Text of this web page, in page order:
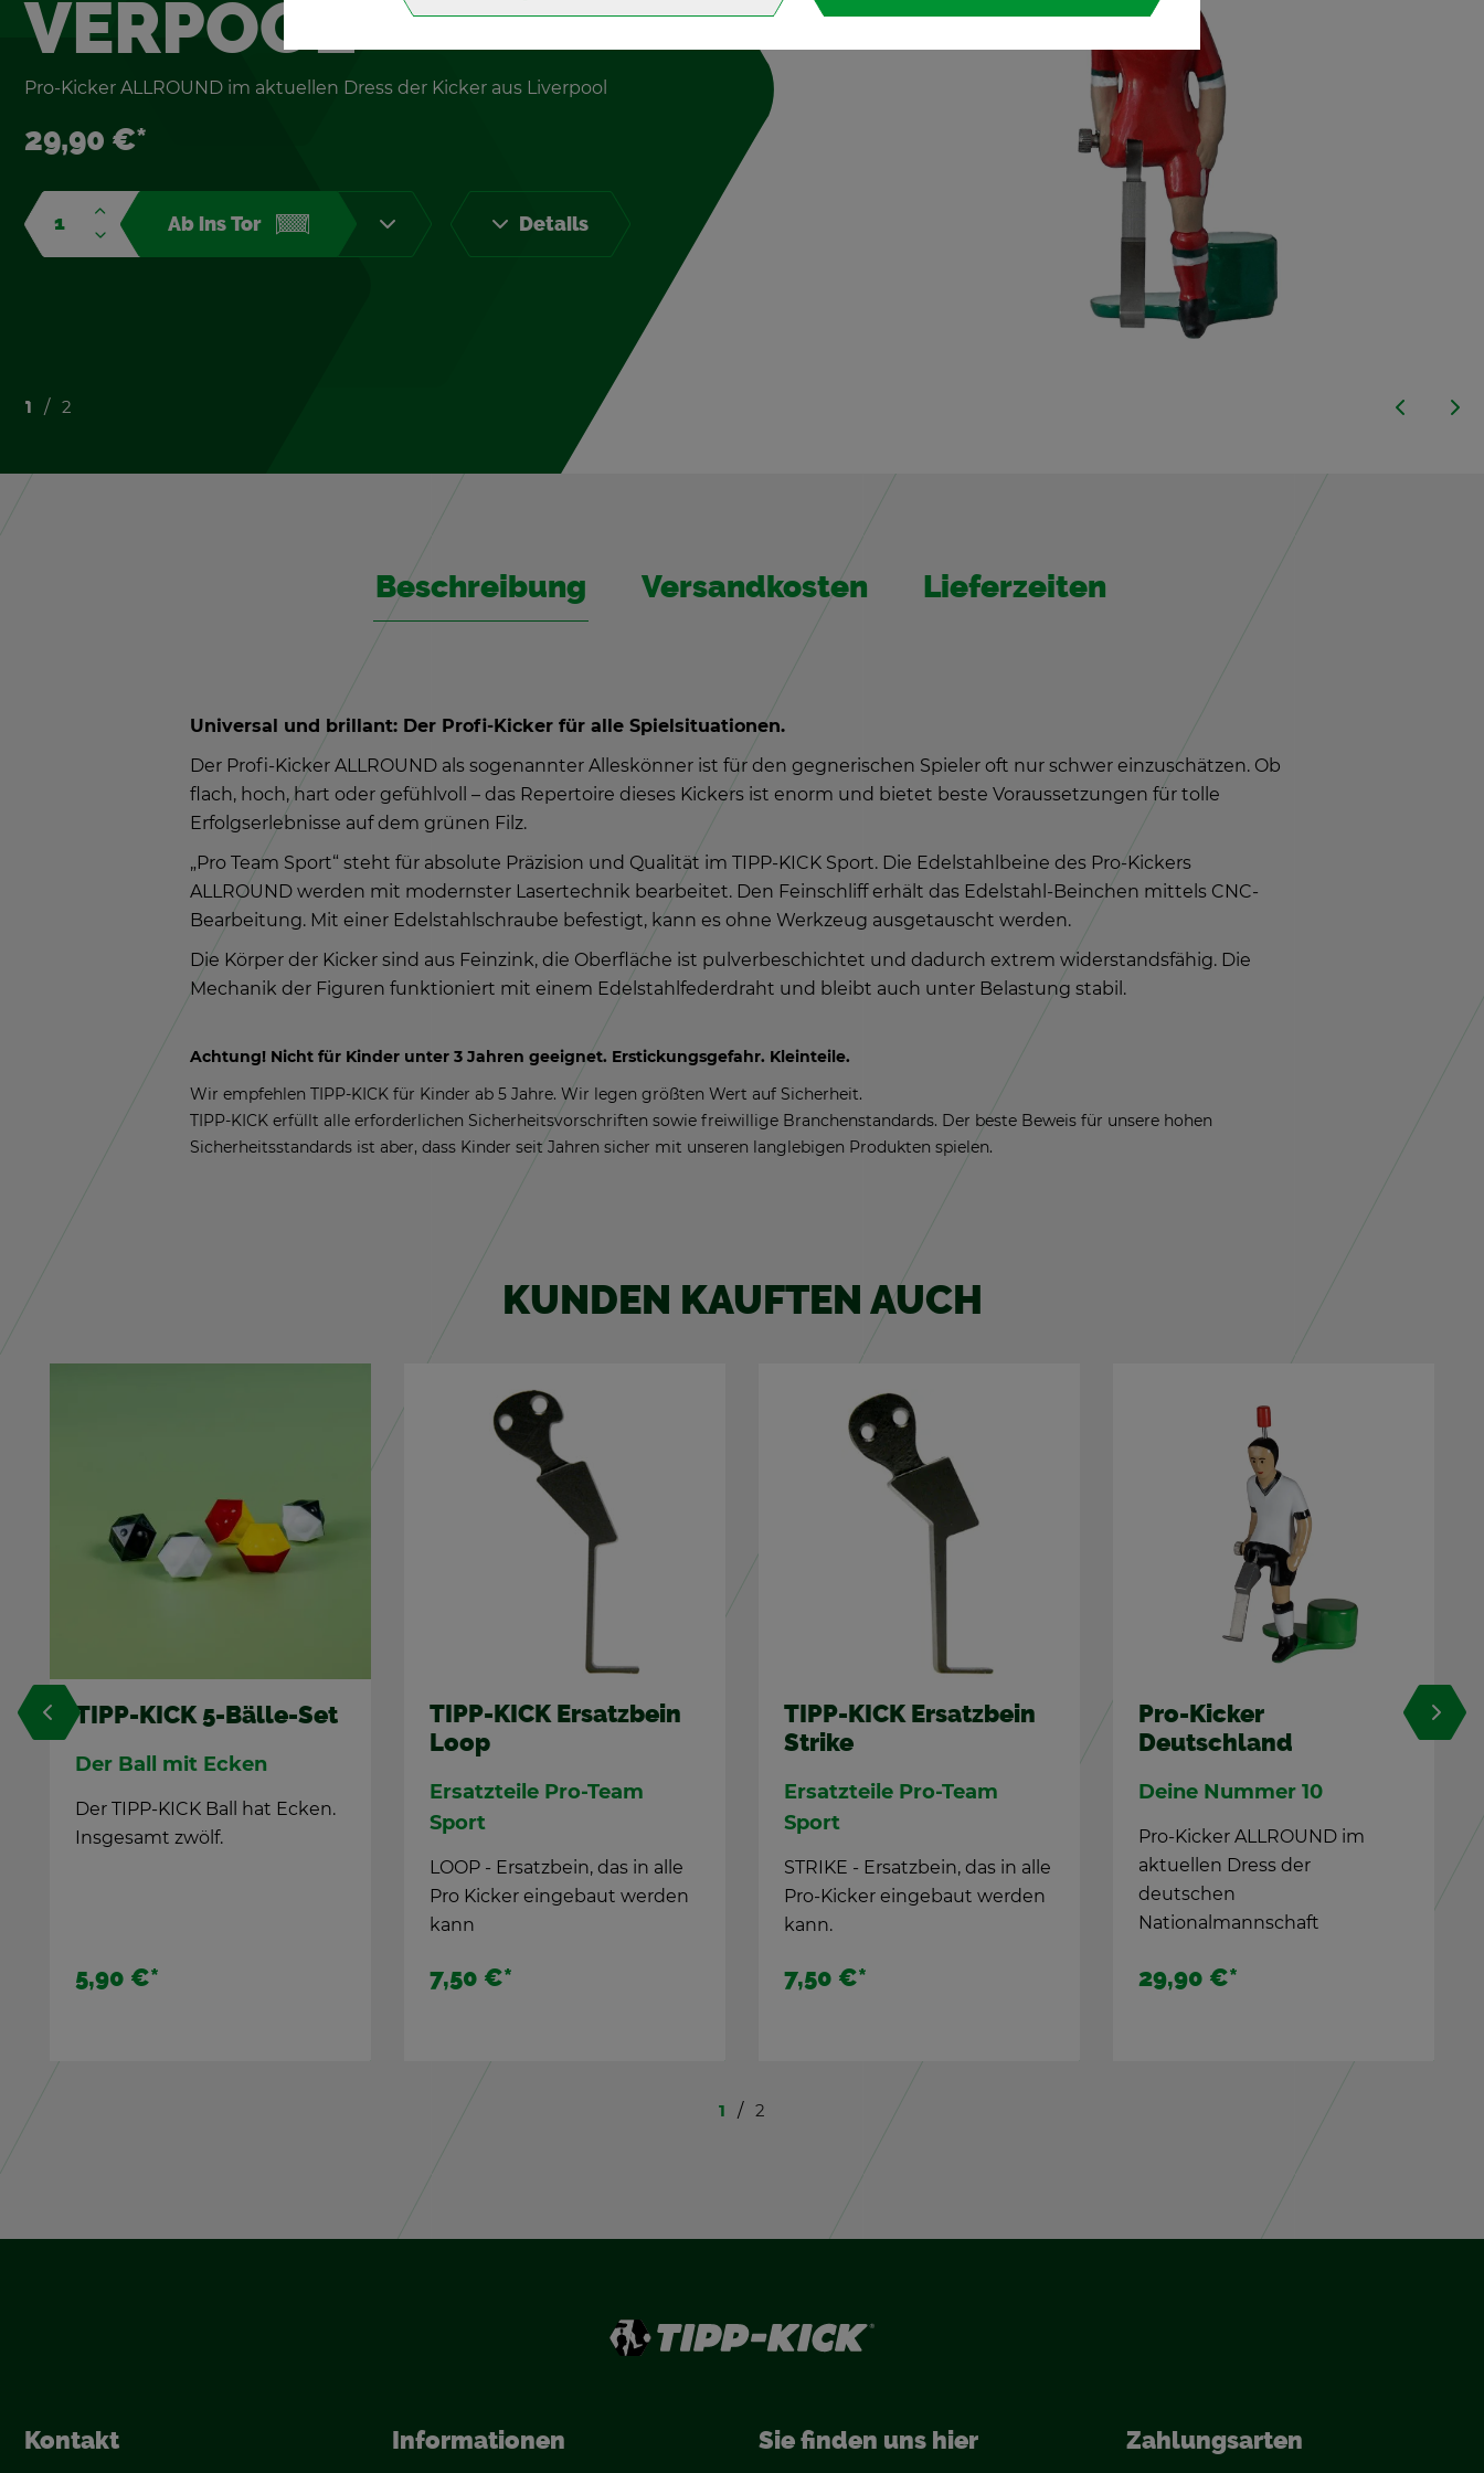
1 2
VER­POOL
Pro-Ki­cker ALL­ROUND im ak­tu­el­len Dress der Ki­cker aus Li­ver­pool
29,90 €*
Ab ins Tor De­tails
Be­schrei­bung Ver­sand­kos­ten Lie­fer­zei­ten
Uni­ver­sal und bril­lant: Der Pro­fi-Ki­cker für alle Spiel­si­tua­tio­nen.
Der Pro­fi-Ki­cker ALL­ROUND als so­ge­nann­ter Al­les­kön­ner ist für den geg­ne­ri­schen Spie­ler oft nur schwer ein­zu­schät­zen. Ob
flach, hoch, hart oder ge­fühl­voll – das Re­per­toire die­ses Ki­ckers ist enorm und bie­tet beste Vor­aus­set­zun­gen für tolle
Er­folgs­er­leb­nis­se auf dem grü­nen Filz.
„Pro Team Sport“ steht für ab­so­lu­te Prä­zi­si­on und Qua­li­tät im TIPP-KICK Sport. Die Edel­stahl­bei­ne des Pro-Ki­ckers
ALL­ROUND wer­den mit mo­derns­ter La­ser­tech­nik be­ar­bei­tet. Den Fein­schliff er­hält das Edel­stahl-Bein­chen mit­tels CNC-
Be­ar­bei­tung. Mit einer Edel­stahl­schrau­be be­fes­tigt, kann es ohne Werk­zeug aus­ge­tauscht wer­den.
Die Kör­per der Ki­cker sind aus Fein­zink, die Ober­flä­che ist pul­ver­be­schich­tet und da­durch ex­trem wi­der­stands­fä­hig. Die
Me­cha­nik der Fi­gu­ren funk­tio­niert mit einem Edel­stahl­fe­der­draht und bleibt auch unter Be­las­tung sta­bil.
Ach­tung! Nicht für Kin­der unter 3 Jah­ren ge­eig­net. Er­sti­ckungs­ge­fahr. Klein­tei­le.
Wir emp­feh­len TIPP-KICK für Kin­der ab 5 Jahre. Wir legen größ­ten Wert auf Si­cher­heit.
TIPP-KICK er­füllt alle er­for­der­li­chen Si­cher­heits­vor­schrif­ten sowie frei­wil­li­ge Bran­chen­stan­dards. Der beste Be­weis für un­se­re hohen
Si­cher­heits­stan­dards ist aber, dass Kin­der seit Jah­ren si­cher mit un­se­ren lang­le­bi­gen Pro­duk­ten spie­len.
KUN­DEN KAUF­TEN AUCH
TIPP-KICK Er­satz­bein
Sport
7,50 €*
TIPP-KICK Er­satz­bein
Strike
Er­satz­tei­le Pro-Team
Sport
STRIKE - Er­satz­bein, das in alle
Pro-Ki­cker ein­ge­baut wer­den
kann.
7,50 €*
Pro-Ki­cker
Deutsch­land
Deine Num­mer 10
Pro-Ki­cker ALL­ROUND im
ak­tu­el­len Dress der
deut­schen
Na­tio­nal­mann­schaft
29,90 €
Pro-Ki­cker Ma­drid
ak­tu­el­len Dress der Ki­cker aus
29,90 €*
1 2
Kon­takt In­for­ma­tio­nen Sie fin­den uns hier Zah­lungs­ar­ten